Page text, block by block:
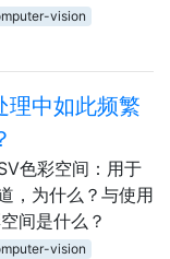
vision
理中如此频繁
色彩空间：用于
，为什么？与使用
间是什么？
vision